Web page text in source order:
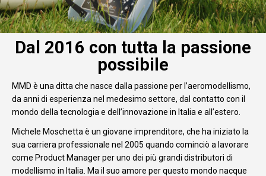
Dal 2016 con tutta la passione
possibile
MMD è una ditta che nasce dalla passione per l’aeromodellismo,
da anni di esperienza nel medesimo settore, dal contatto con il
mondo della tecnologia e dell’innovazione in Italia e all’estero.
Michele Moschetta è un giovane imprenditore, che ha iniziato la
sua carriera professionale nel 2005 quando cominciò a lavorare
come Product Manager per uno dei più grandi distributori di
modellismo in Italia. Ma il suo amore per questo mondo nacque